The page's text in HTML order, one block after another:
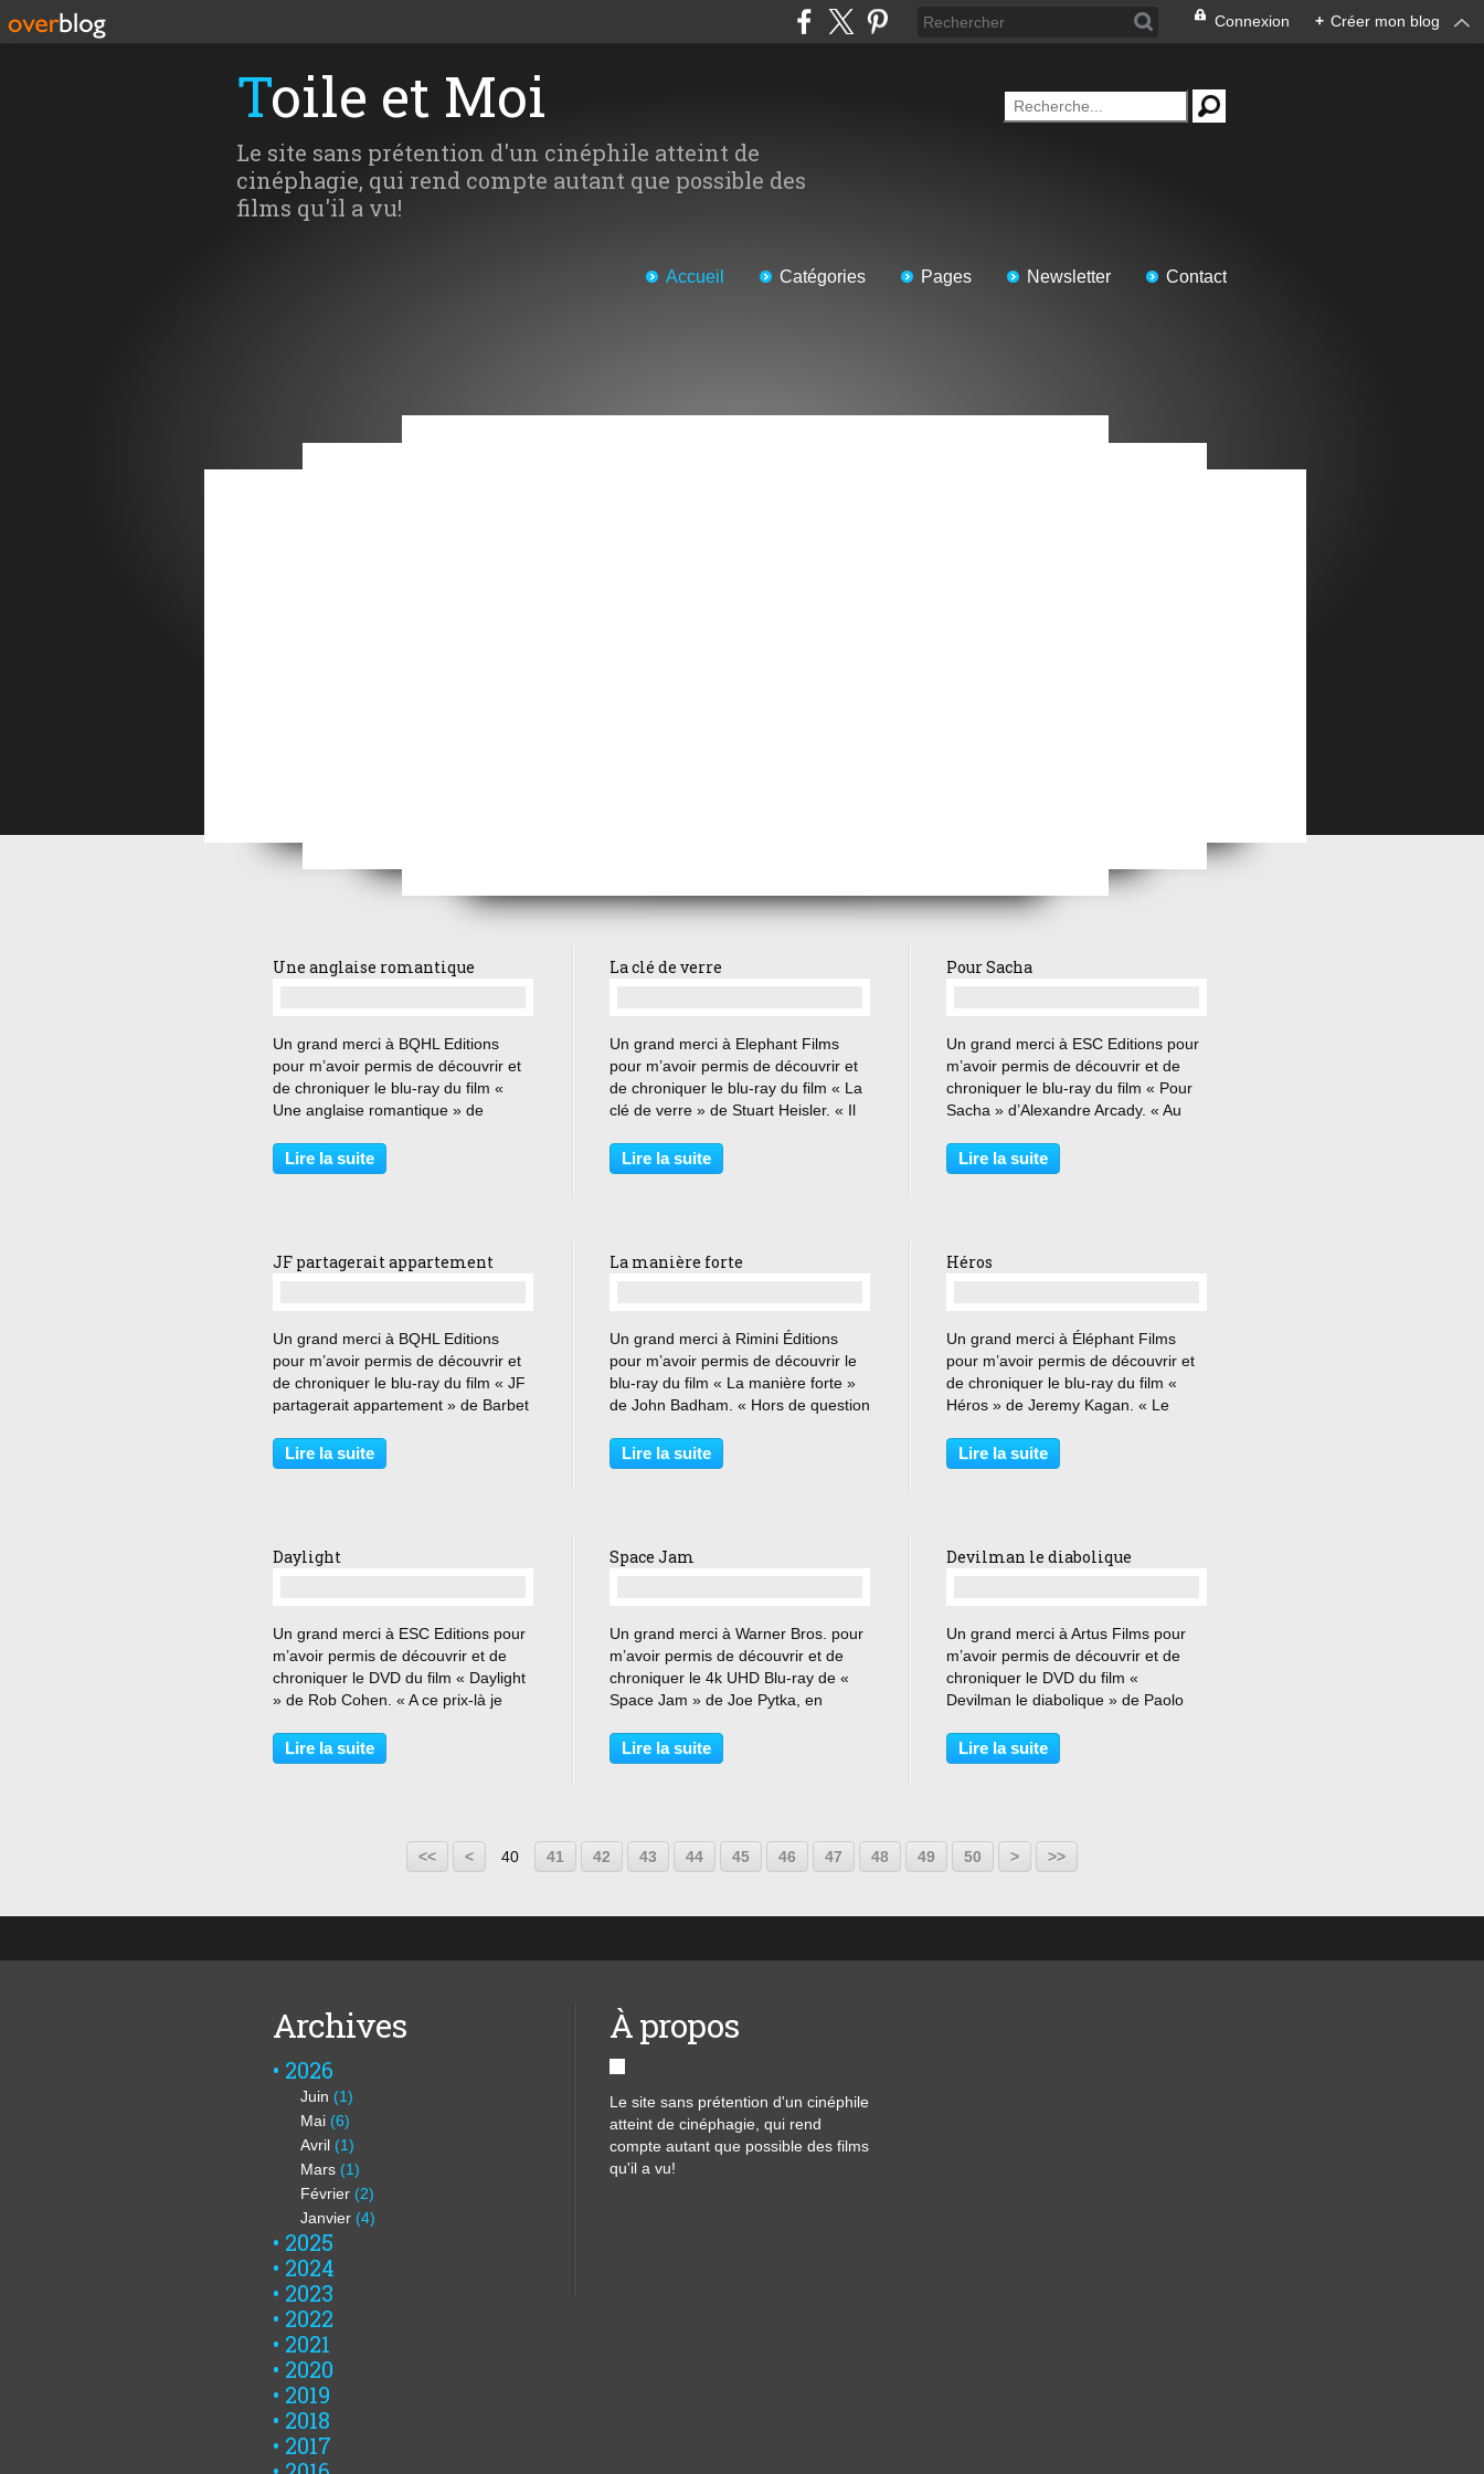
Connexion + Créer mon blog
Toile et Moi
Le site sans prétention d'un cinéphile atteint de
cinéphagie, qui rend compte autant que possible des
films qu'il a vu!
Accueil Catégories Pages Newsletter Contact
Epreuves
Femme de feu
La ragazza di Bube
Une anglaise romantique
Un grand merci à BQHL Editions
pour m’avoir permis de découvrir et
de chroniquer le blu-ray du film «
Une anglaise romantique » de
insatisfaite, mais j’estime que je n’en
ai pas le droit » Épouse de Lewis
Lire la suite
La clé de verre
Un grand merci à Elephant Films
pour m’avoir permis de découvrir et
de chroniquer le blu-ray du film « La
clé de verre » de Stuart Heisler. « Il
tant qu’on n’est pas sûr qu’ils soient
acceptés » Paul Madvig, un
Lire la suite
Pour Sacha
Un grand merci à ESC Editions pour
m’avoir permis de découvrir et de
chroniquer le blu-ray du film « Pour
Sacha » d’Alexandre Arcady. « Au
monde : on vit son idéal » En 1967,
Laura, une jeune violoniste et
Lire la suite
JF partagerait appartement
Un grand merci à BQHL Editions
pour m’avoir permis de découvrir et
de chroniquer le blu-ray du film « JF
partagerait appartement » de Barbet
fiancer. Et moi je vais me retrouver
toute seule. Je ne me trouverai pas
Lire la suite
La manière forte
Un grand merci à Rimini Éditions
pour m’avoir permis de découvrir le
blu-ray du film « La manière forte »
de John Badham. « Hors de question
cowboy d’Hollywood ! » L’acteur
hollywoodien Nick Lang, habitué aux
Lire la suite
Héros
Un grand merci à Éléphant Films
pour m’avoir permis de découvrir et
de chroniquer le blu-ray du film «
Héros » de Jeremy Kagan. « Le
fortune pour t’apprendre à tirer. Alors
profites-en et tires ! » Jack, un
Lire la suite
Daylight
Un grand merci à ESC Editions pour
m’avoir permis de découvrir et de
chroniquer le DVD du film « Daylight
» de Rob Cohen. « A ce prix-là je
l’heure de pointe, tous les
banlieusards de New York rentrent
Lire la suite
Space Jam
Un grand merci à Warner Bros. pour
m’avoir permis de découvrir et de
chroniquer le 4k UHD Blu-ray de «
Space Jam » de Joe Pytka, en
un champion, tu pourras faire ce que
tu veux ! » Panique au pays des
Lire la suite
Devilman le diabolique
Un grand merci à Artus Films pour
m’avoir permis de découvrir et de
chroniquer le DVD du film «
Devilman le diabolique » de Paolo
hommes comme lui des diables car il
n’est pas possible d’être plus cruel »
Lire la suite
<< < 10
20
30
40 41 42 43 44 45 46 47 48 49 50 60
70
80
90
100
200
> >>
Archives
2026
Juin (1)
Mai (6)
Avril (1)
Mars (1)
Février (2)
Janvier (4)
2025
2024
2023
2022
2021
2020
2019
2018
2017
À propos
Le site sans prétention d'un cinéphile
atteint de cinéphagie, qui rend
compte autant que possible des films
qu'il a vu!